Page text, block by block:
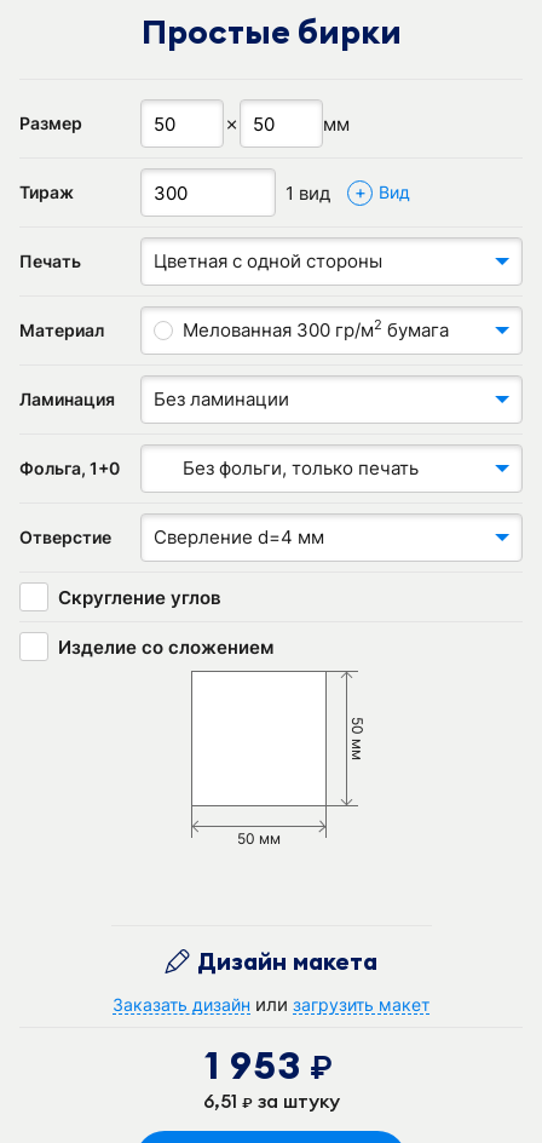
Простые бирки
Размер ✗ мм
Тираж 1 вид + Вид
Печать Цветная с одной стороны
Материал Мелованная 300 гр/м2 бумага
Ламинация Без ламинации
Фольга, 1+0 Без фольги, только печать
Отверстие Сверление d=4 мм
Скругление углов
Изделие со сложением
50 мм
50 мм
Дизайн макета
Заказать дизайн или загрузить макет
1 953 руб.
6,51 руб.за штуку